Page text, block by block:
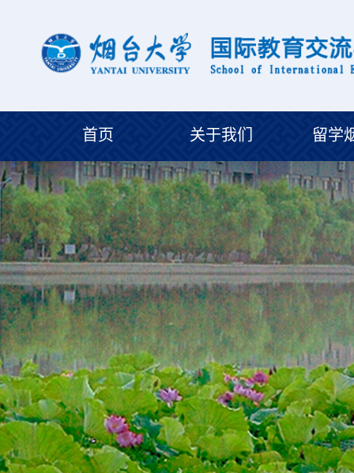
首页 关于我们 留学